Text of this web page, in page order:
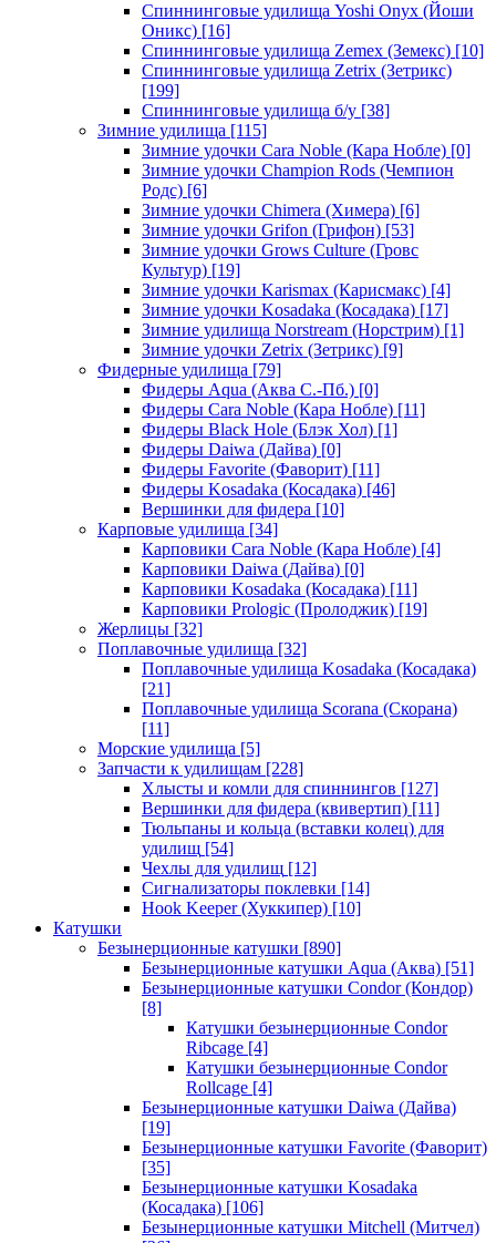
Спиннинговые удилища Yoshi Onyx (Йоши
Оникс) [16]
Спиннинговые удилища Zemex (Земекс) [10]
Спиннинговые удилища Zetrix (Зетрикс)
[199]
Спиннинговые удилища б/у [38]
Зимние удилища [115]
Зимние удочки Cara Noble (Кара Нобле) [0]
Зимние удочки Champion Rods (Чемпион
Родс) [6]
Зимние удочки Chimera (Химера) [6]
Зимние удочки Grifon (Грифон) [53]
Зимние удочки Grows Culture (Гровс
Культур) [19]
Зимние удочки Karismax (Карисмакс) [4]
Зимние удочки Kosadaka (Косадака) [17]
Зимние удилища Norstream (Норстрим) [1]
Зимние удочки Zetrix (Зетрикс) [9]
Фидерные удилища [79]
Фидеры Aqua (Аква С.-Пб.) [0]
Фидеры Cara Noble (Кара Нобле) [11]
Фидеры Black Hole (Блэк Хол) [1]
Фидеры Daiwa (Дайва) [0]
Фидеры Favorite (Фаворит) [11]
Фидеры Kosadaka (Косадака) [46]
Вершинки для фидера [10]
Карповые удилища [34]
Карповики Cara Noble (Кара Нобле) [4]
Карповики Daiwa (Дайва) [0]
Карповики Kosadaka (Косадака) [11]
Карповики Prologic (Пролоджик) [19]
Жерлицы [32]
Поплавочные удилища [32]
Поплавочные удилища Kosadaka (Косадака)
[21]
Поплавочные удилища Scorana (Скорана)
[11]
Морские удилища [5]
Запчасти к удилищам [228]
Хлысты и комли для спиннингов [127]
Вершинки для фидера (квивертип) [11]
Тюльпаны и кольца (вставки колец) для
удилищ [54]
Чехлы для удилищ [12]
Сигнализаторы поклевки [14]
Hook Keeper (Хуккипер) [10]
Катушки
Безынерционные катушки [890]
Безынерционные катушки Aqua (Аква) [51]
Безынерционные катушки Condor (Кондор)
[8]
Катушки безынерционные Condor
Ribcage [4]
Катушки безынерционные Condor
Rollcage [4]
Безынерционные катушки Daiwa (Дайва)
[19]
Безынерционные катушки Favorite (Фаворит)
[35]
Безынерционные катушки Kosadaka
(Косадака) [106]
Безынерционные катушки Mitchell (Митчел)